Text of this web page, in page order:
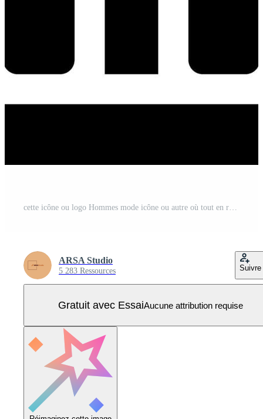
cette icône ou logo Hommes mode icône ou autre où tout en relation à Hommes mode comme des lunettes et autres ou conception application Logiciel Vecteur Pro
ARSA Studio
5 283 Ressources Suivre
Gratuit avec EssaiAucune attribution requise